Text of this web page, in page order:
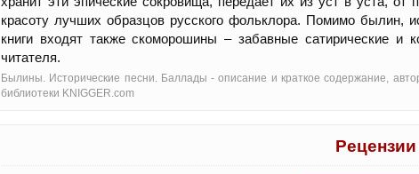
красоту лучших образцов русского фольклора. Помимо былин,
книги входят также скоморошины – забавные сатирические и
читателя.
Былины. Исторические песни. Баллады - oписание и краткое содержание,
библиотеки KNIGGER.com
Рецензии